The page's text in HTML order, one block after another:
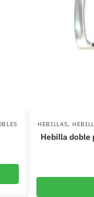
HEBILLAS,
Hebilla doble